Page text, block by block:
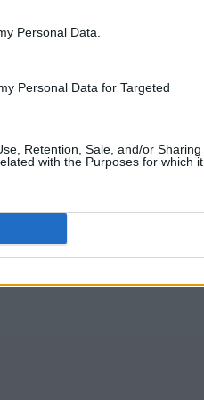
Personal Data.
Personal Data for Targeted
Retention, Sale, and/or Sharing
with the Purposes for which it